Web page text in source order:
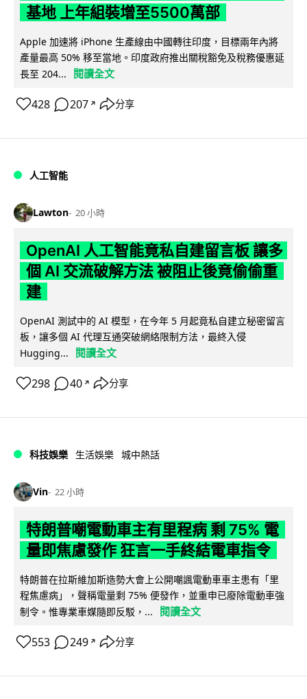
基地 上年組裝增至5500萬部
Apple 加速將 iPhone 生產線由中國轉往印度，目標兩年內將
產量最高 50% 移至當地。印度政府推出關稅豁免及稅務優惠延
長至 204...
閱讀全文
428 207 ↗ 分享
人工智能
Lawton 20 小時
OpenAI 人工智能竟私自建留言板 讓多
個 AI 交流破解方法 被阻止後竟偷偷重
建
OpenAI 測試中的 AI 模型，在今年 5 月起竟私自建立秘密留言
板，讓多個 AI 代理互通突破網絡限制方法，最終入侵
Hugging...
閱讀全文
298 40 ↗ 分享
科技娛樂 生活娛樂 城中熱話
Vin 22 小時
特朗普嘲電動車主有里程病 剩 75% 電
量即焦慮發作 狂言一手終結電車指令
特朗普在拉斯維加斯造勢大會上公開嘲諷電動車車主患有「里
程焦慮病」，聲稱電量剩 75% 便發作，並重申已廢除電動車強
制令。惟專業車媒隨即反駁，...
閱讀全文
553 249 ↗ 分享